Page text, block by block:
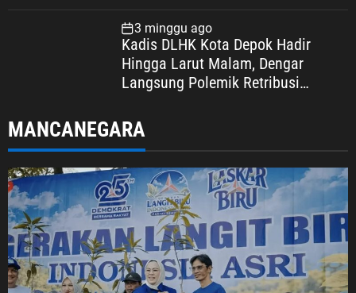
3 minggu ago
Kadis DLHK Kota Depok Hadir
Hingga Larut Malam, Dengar
Langsung Polemik Retribusi
MANCANEGARA